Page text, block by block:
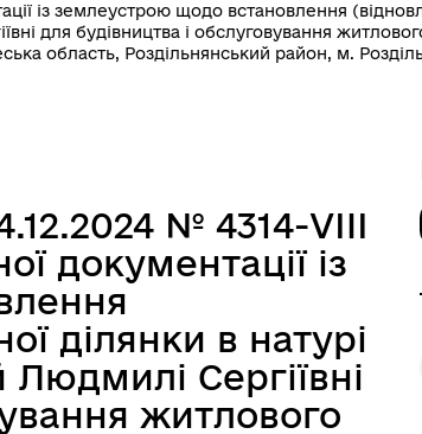
із землеустрою щодо встановлення
для будівництва і обслуговування
область, Роздільнянський район, м.
№ 4314-VIII
документації із
ділянки в натурі
Людмилі Сергіївні
житлового